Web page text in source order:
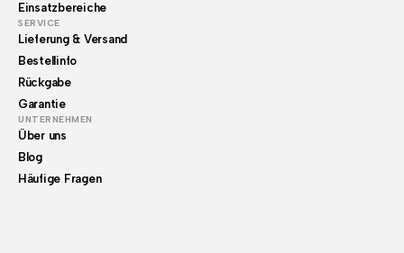
Einsatzbereiche
SERVICE
Lieferung & Versand
Bestellinfo
Rückgabe
Garantie
UNTERNEHMEN
Über uns
Blog
Häufige Fragen